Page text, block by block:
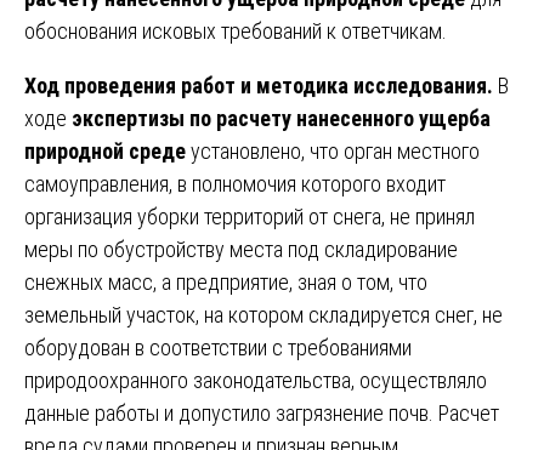
обоснования исковых требований к ответчикам.
Ход проведения работ и методика исследования. В
ходе экспертизы по расчету нанесенного ущерба
природной средеустановлено, что орган местного
самоуправления, в полномочия которого входит
организация уборки территорий от снега, не принял
меры по обустройству места под складирование
снежных масс, а предприятие, зная о том, что
земельный участок, на котором складируется снег, не
оборудован в соответствии с требованиями
природоохранного законодательства, осуществляло
данные работы и допустило загрязнение почв. Расчет